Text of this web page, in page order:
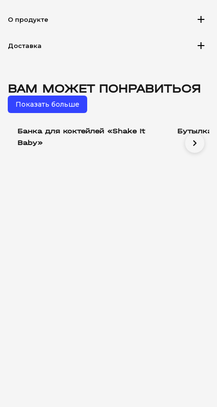
О продукте add
Доставка add
ВАМ МОЖЕТ ПОНРАВИТЬСЯ
Показать больше
Банка для коктейлей «Shake It
Baby»
Бутылка
chevron_right